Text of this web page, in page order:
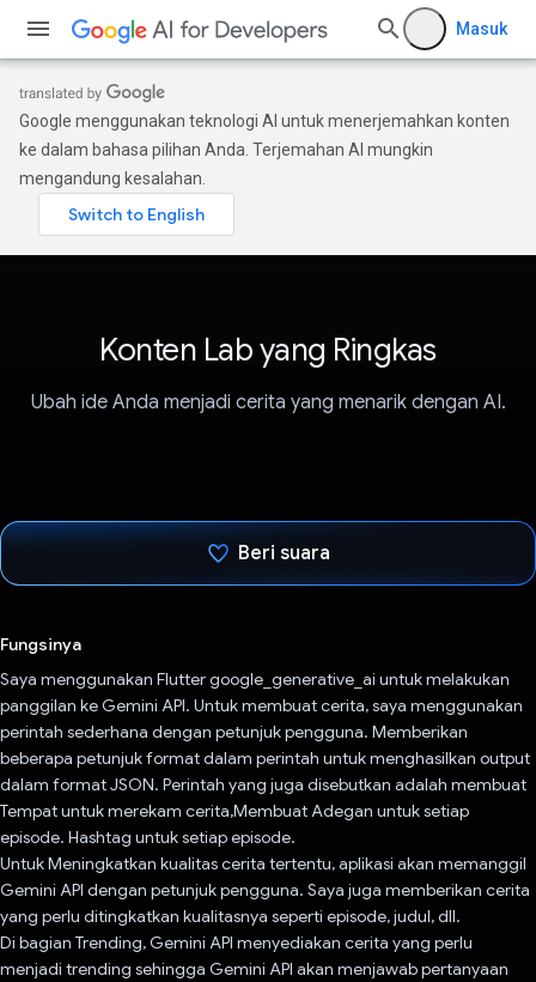
Masuk
Google menggunakan teknologi AI untuk menerjemahkan konten
ke dalam bahasa pilihan Anda. Terjemahan AI mungkin
mengandung kesalahan.
Konten Lab yang Ringkas
Ubah ide Anda menjadi cerita yang menarik dengan AI.
Beri suara
Fungsinya
Saya menggunakan Flutter google_generative_ai untuk melakukan
panggilan ke Gemini API. Untuk membuat cerita, saya menggunakan
perintah sederhana dengan petunjuk pengguna. Memberikan
beberapa petunjuk format dalam perintah untuk menghasilkan output
dalam format JSON. Perintah yang juga disebutkan adalah membuat
Tempat untuk merekam cerita,Membuat Adegan untuk setiap
episode. Hashtag untuk setiap episode.
Untuk Meningkatkan kualitas cerita tertentu, aplikasi akan memanggil
Gemini API dengan petunjuk pengguna. Saya juga memberikan cerita
yang perlu ditingkatkan kualitasnya seperti episode, judul, dll.
Di bagian Trending, Gemini API menyediakan cerita yang perlu
menjadi trending sehingga Gemini API akan menjawab pertanyaan